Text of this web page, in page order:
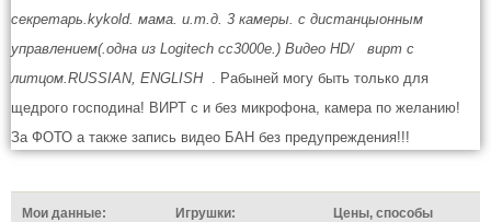
секретарь.kykold. мама. и.т.д. 3 камеры. с дистанцыонным
управлением(.одна из Logitech cc3000e.) Видео HD/ вирт с
литцом.RUSSIAN, ENGLISH . Рабыней могу быть только для
щедрого господина! ВИРТ с и без микрофона, камера по желанию!
За ФОТО а также запись видео БАН без предупреждения!!!
Мои данные:
Игрушки:
Цены, способы